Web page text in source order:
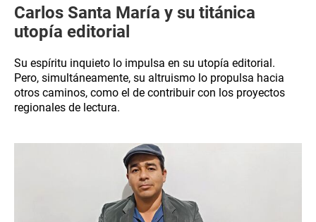
Carlos Santa María y su titánica
utopía editorial
Su espíritu inquieto lo impulsa en su utopía editorial.
Pero, simultáneamente, su altruismo lo propulsa hacia
otros caminos, como el de contribuir con los proyectos
regionales de lectura.